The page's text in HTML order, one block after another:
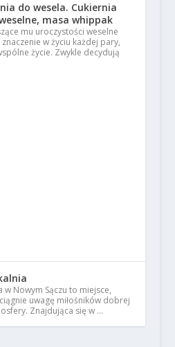
do wesela. Cukiernia
masa whippak
mu uroczystości weselne
w życiu każdej pary,
życie. Zwykle decydują
w Nowym Sączu to miejsce,
uwagę miłośników dobrej
Znajdująca się w …